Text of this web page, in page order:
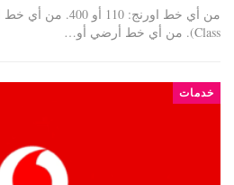
Class). من أي خط أرضي أو…
خدمات